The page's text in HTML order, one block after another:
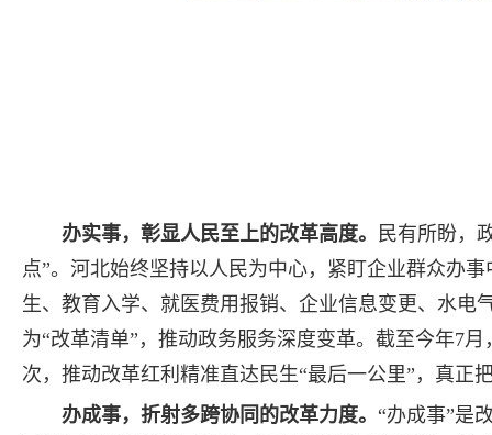
办实事，彰显人民至上的改革高度。
民有所盼，
点”。河北始终坚持以人民为中心，紧盯企业群众办
生、教育入学、就医费用报销、企业信息变更、水电
为“改革清单”，推动政务服务深度变革。截至今年7
次，推动改革红利精准直达民生“最后一公里”，真正
办成事，折射多跨协同的改革力度。 “办成事”是